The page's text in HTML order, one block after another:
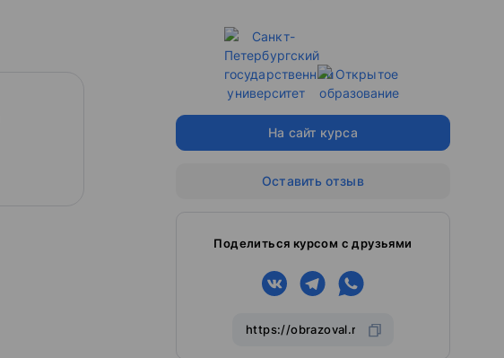
На сайт курса
Оставить отзыв
Поделиться курсом с друзьями